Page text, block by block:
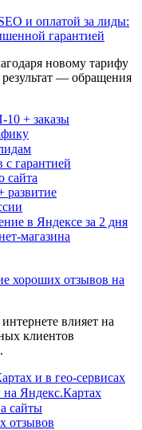
и оплатой за лиды:
гарантией
новому тарифу
— обращения
+ заказы
гарантией
сайта
развитие
в Яндексе за 2 дня
магазина
хороших отзывов на
влияет на
клиентов
и в гео-сервисах
Яндекс.Картах
сайты
отзывов